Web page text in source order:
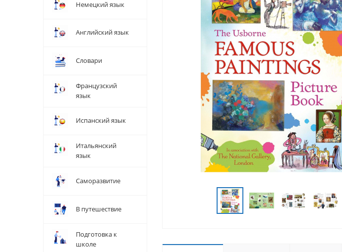
Немецкий язык
Английский язык
Словари
Французский
язык
Испанский язык
Итальянский
язык
Саморазвитие
В путешествие
Подготовка к
школе